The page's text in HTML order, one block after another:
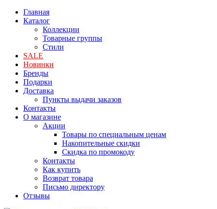
Главная
Каталог
Коллекции
Товарные группы
Стили
SALE
Новинки
Бренды
Подарки
Доставка
Пункты выдачи заказов
Контакты
О магазине
Акции
Товары по специальным ценам
Накопительные скидки
Скидка по промокоду
Контакты
Как купить
Возврат товара
Письмо директору
Отзывы